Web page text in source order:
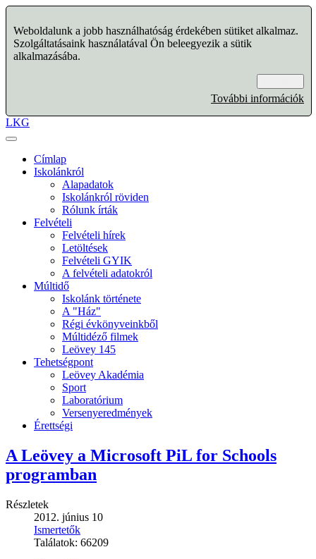
Weboldalunk a jobb használhatóság érdekében sütiket alkalmaz.
Szolgáltatásaink használatával Ön beleegyezik a sütik
alkalmazásába.
További információk
LKG
Címlap
Iskolánkról
Alapadatok
Iskolánkról röviden
Rólunk írták
Felvételi
Felvételi hírek
Letöltések
Felvételi GYIK
A felvételi adatokról
Múltidő
Iskolánk története
A "Ház"
Régi évkönyveinkből
Múltidéző filmek
Leövey 145
Tehetségpont
Leövey Akadémia
Sport
Laboratórium
Versenyeredmények
Érettségi
A Leövey a Microsoft PiL for Schools
programban
Részletek
2012. június 10
Ismertetők
Találatok: 66209